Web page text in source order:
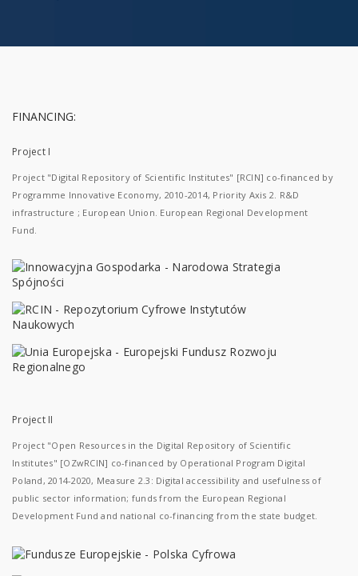
FINANCING:
Project I
Project "Digital Repository of Scientific Institutes" [RCIN] co-financed by
Programme Innovative Economy, 2010-2014, Priority Axis 2. R&D
infrastructure ; European Union. European Regional Development
Fund.
Project II
Project "Open Resources in the Digital Repository of Scientific
Institutes" [OZwRCIN] co-financed by Operational Program Digital
Poland, 2014-2020, Measure 2.3: Digital accessibility and usefulness of
public sector information; funds from the European Regional
Development Fund and national co-financing from the state budget.